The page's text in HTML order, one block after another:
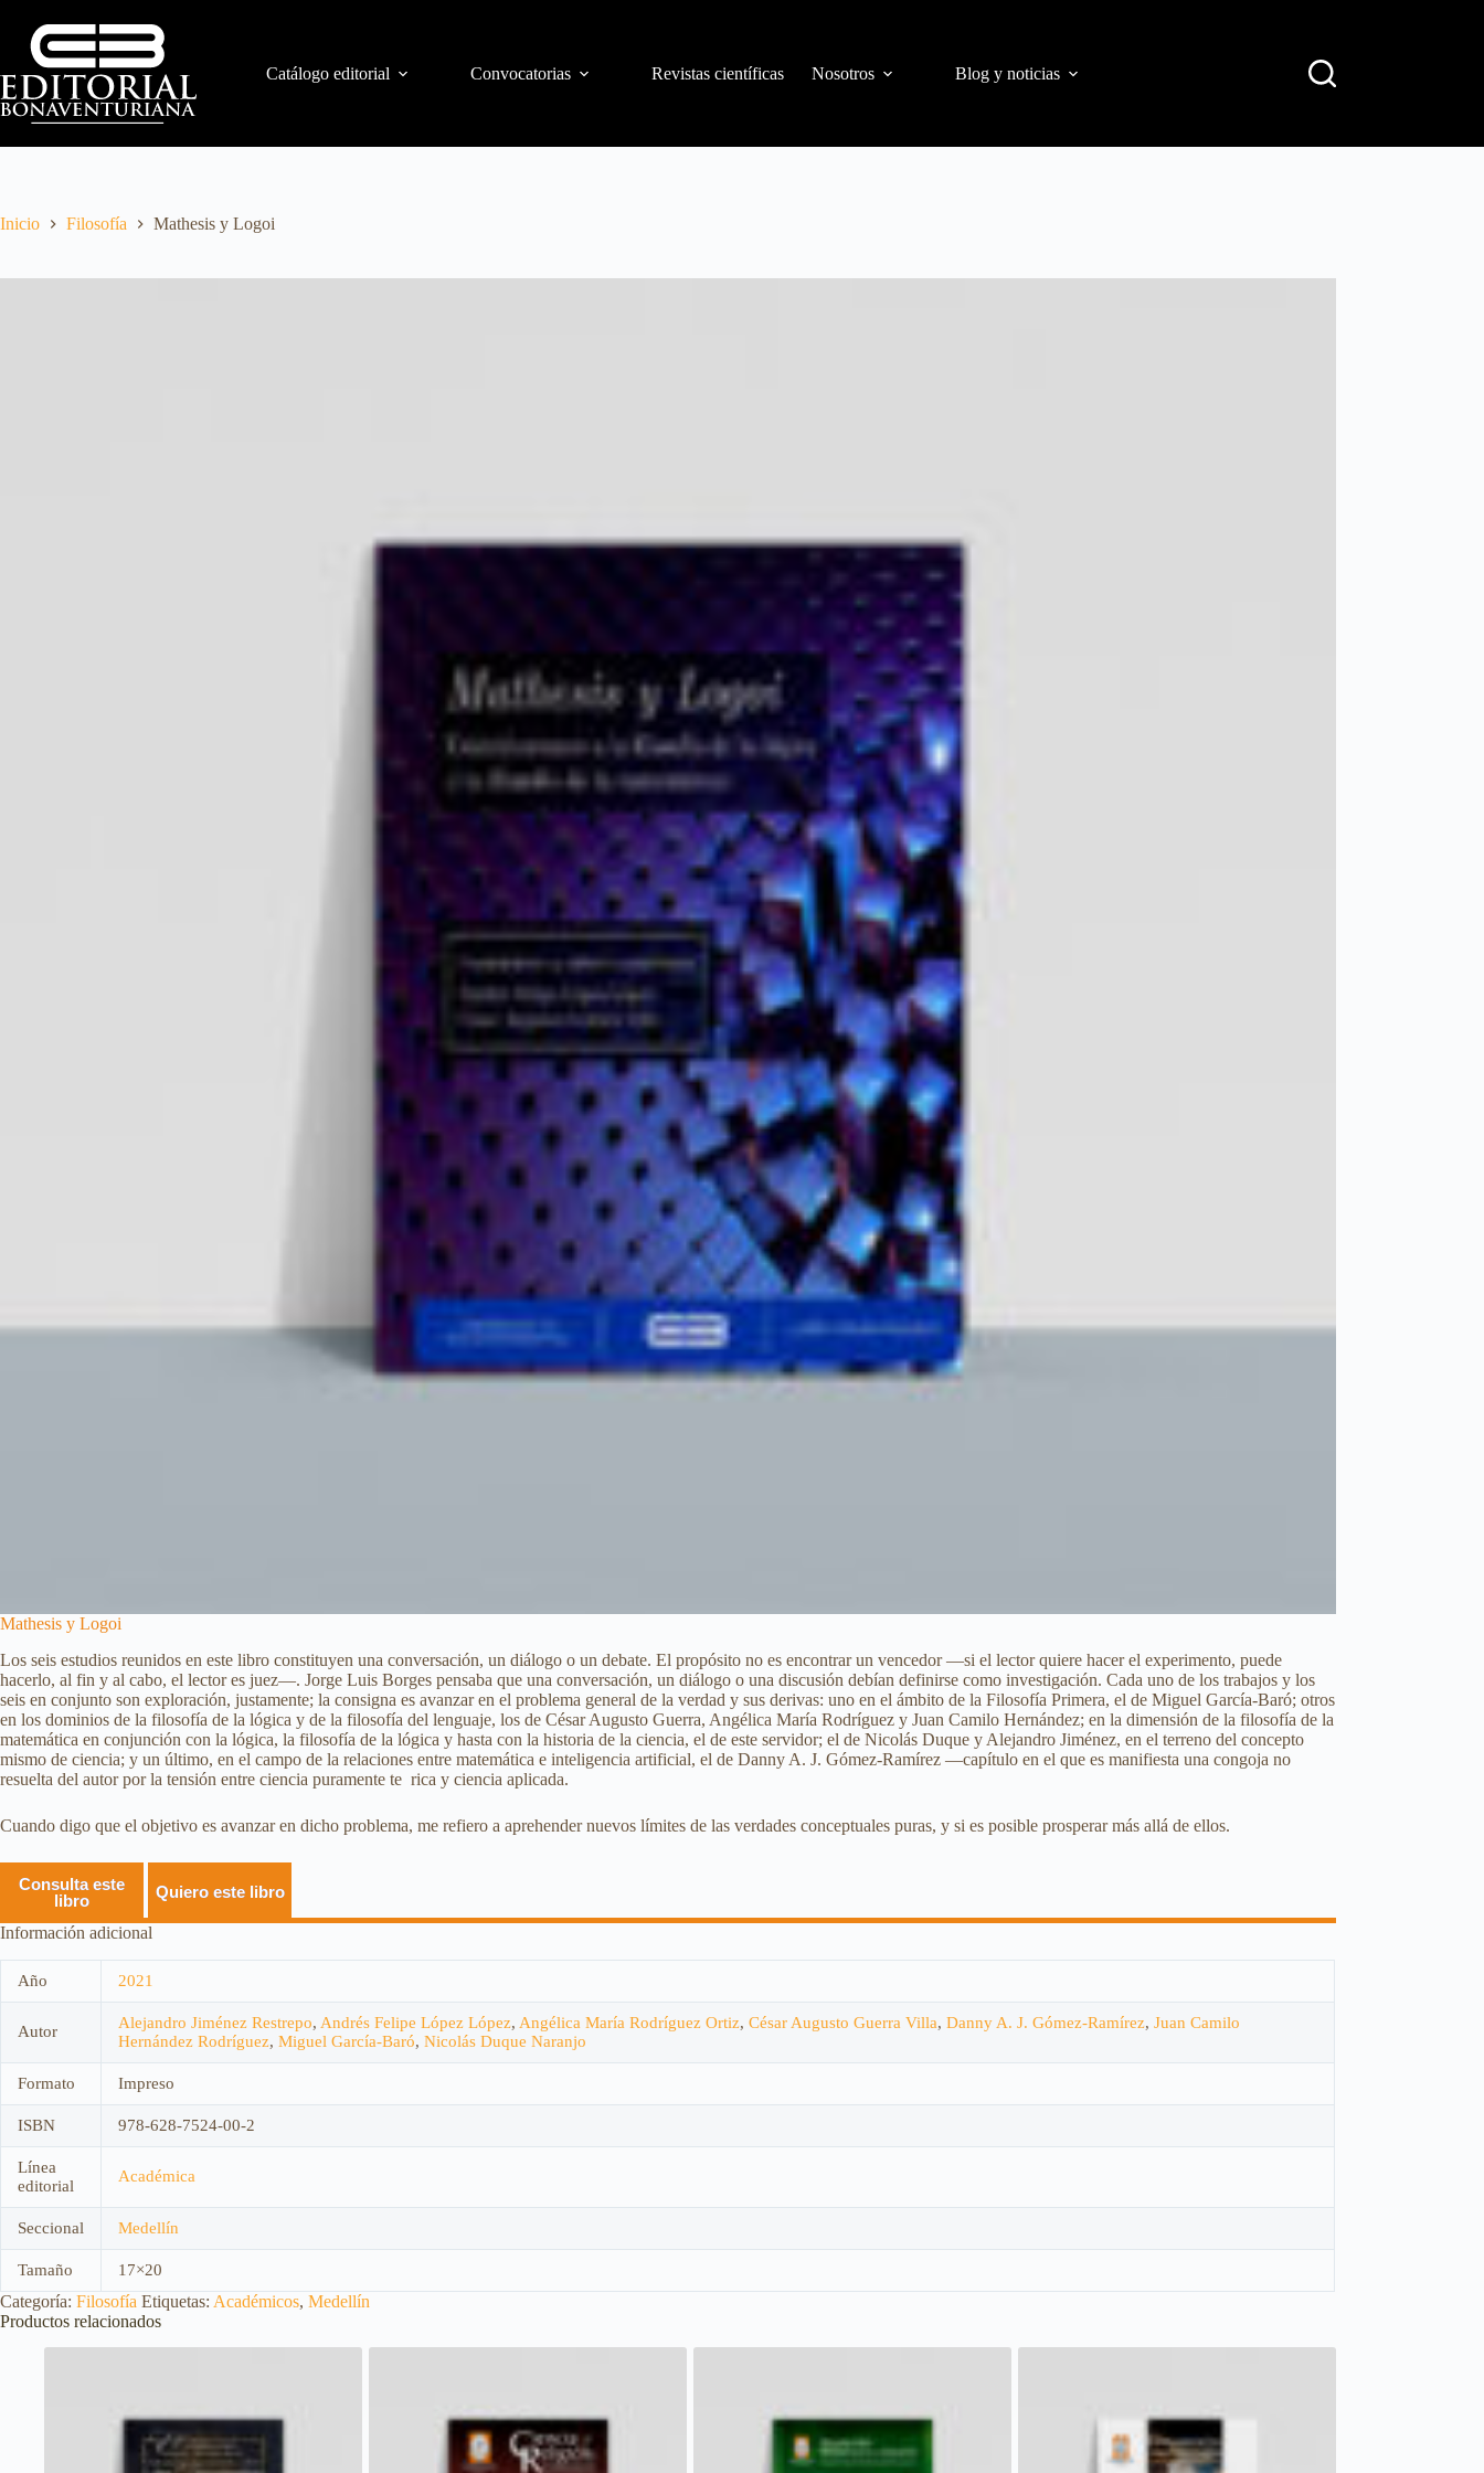
Catálogo editorial Convocatorias Revistas científicas Nosotros Blog y noticias
Inicio Filosofía Mathesis y Logoi
Mathesis y Logoi
Los seis estudios reunidos en este libro constituyen una conversación, un diálogo o un debate. El propósito no es encontrar un vencedor —si el lector quiere hacer el experimento, puede
hacerlo, al fin y al cabo, el lector es juez—. Jorge Luis Borges pensaba que una conversación, un diálogo o una discusión debían definirse como investigación. Cada uno de los trabajos y los
seis en conjunto son exploración, justamente; la consigna es avanzar en el problema general de la verdad y sus derivas: uno en el ámbito de la Filosofía Primera, el de Miguel García-Baró; otros
en los dominios de la filosofía de la lógica y de la filosofía del lenguaje, los de César Augusto Guerra, Angélica María Rodríguez y Juan Camilo Hernández; en la dimensión de la filosofía de la
matemática en conjunción con la lógica, la filosofía de la lógica y hasta con la historia de la ciencia, el de este servidor; el de Nicolás Duque y Alejandro Jiménez, en el terreno del concepto
mismo de ciencia; y un último, en el campo de la relaciones entre matemática e inteligencia artificial, el de Danny A. J. Gómez-Ramírez —capítulo en el que es manifiesta una congoja no
resuelta del autor por la tensión entre ciencia puramente te rica y ciencia aplicada.
Cuando digo que el objetivo es avanzar en dicho problema, me refiero a aprehender nuevos límites de las verdades conceptuales puras, y si es posible prosperar más allá de ellos.
Consulta este
libro
Quiero este libro
Información adicional
Año 2021
Autor Alejandro Jiménez Restrepo, Andrés Felipe López López, Angélica María Rodríguez Ortiz, César Augusto Guerra Villa, Danny A. J. Gómez-Ramírez, Juan Camilo
Hernández Rodríguez, Miguel García-Baró, Nicolás Duque Naranjo
Formato Impreso
ISBN 978-628-7524-00-2
Línea
editorial
Académica
Seccional Medellín
Tamaño 17×20
Categoría: Filosofía Etiquetas: Académicos, Medellín
Productos relacionados